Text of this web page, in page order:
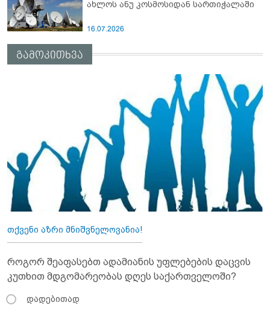
ახლოს ანუ კოსმოსიდან სართიჭალაში
16.07.2026
გამოკითხვა
თქვენი აზრი მნიშვნელოვანია!
როგორ შეაფასებთ ადამიანის უფლებების დაცვის
კუთხით მდგომარეობას დღეს საქართველოში?
დადებითად